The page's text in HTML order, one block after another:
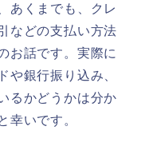
あくまでも、クレ
などの支払い方法
お話です。実際に
や銀行振り込み、
るかどうかは分か
幸いです。